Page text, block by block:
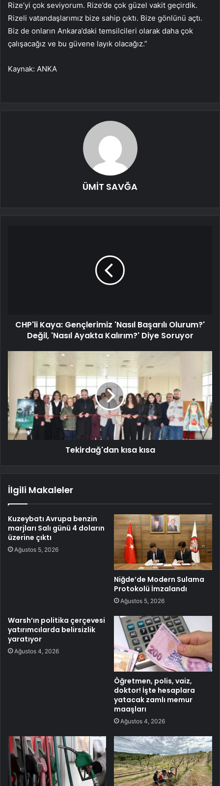
Rize’yi çok seviyorum. Rize’de çok güzel vakit geçirdik.
Rizeli vatandaşlarımız bize sahip çıktı. Bize gönlünü açtı.
Biz de onların Ankara’daki temsilcileri olarak daha çok
çalışacağız ve bu güvene layık olacağız.”
Kaynak: ANKA
ÜMİT SAVĞA
CHP'li Kaya: Gençlerimiz 'Nasıl Başarılı Olurum?'
Değil, 'Nasıl Ayakta Kalırım?' Diye Soruyor
Tekirdağ'dan kısa kısa
İlgili Makaleler
Kuzeybatı Avrupa benzin
marjları Salı günü 4 doların
üzerine çıktı
Ağustos 5, 2026
Niğde’de Modern Sulama
Protokolü İmzalandı
Ağustos 5, 2026
Warsh’ın politika çerçevesi
yatırımcılarda belirsizlik
yaratıyor
Ağustos 4, 2026
Öğretmen, polis, vaiz,
doktor! İşte hesaplara
yatacak zamlı memur
maaşları
Ağustos 4, 2026